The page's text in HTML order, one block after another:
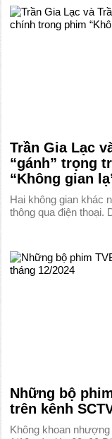
Trần Gia Lạc
“gánh” trọng
“Không gian
Hai không gian khác
thông qua điện thoại.
Những bộ
trên kênh
Không khoan